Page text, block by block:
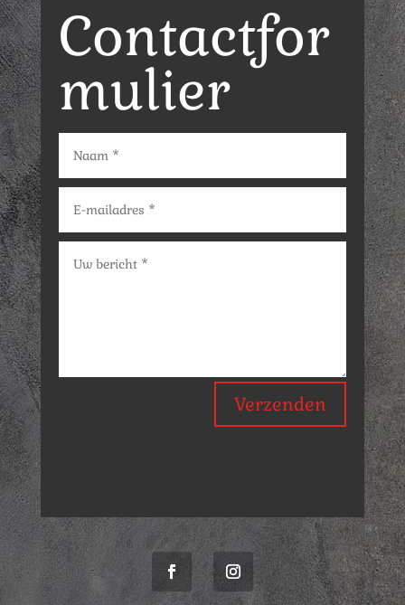
Contactfor
mulier
Verzenden